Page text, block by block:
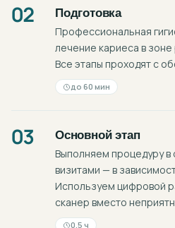
02 Подготовка
Профессиональная
лечение кариеса в
Все этапы проходят с
до 60 мин
03 Основной этап
Выполняем процедуру
визитами — в
Используем цифровой
сканер вместо
0.5 ч